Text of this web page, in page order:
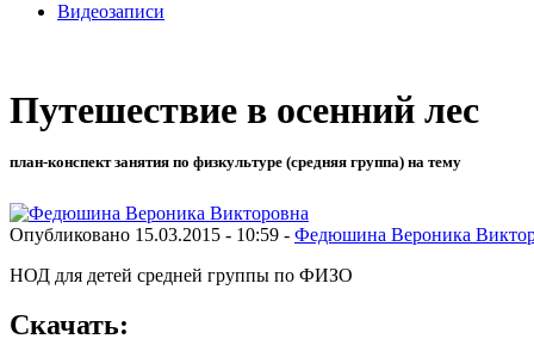
Видеозаписи
Путешествие в осенний лес
план-конспект занятия по физкультуре (средняя группа) на тему
Опубликовано 15.03.2015 - 10:59 - Федюшина Вероника
НОД для детей средней группы по ФИЗО
Скачать: